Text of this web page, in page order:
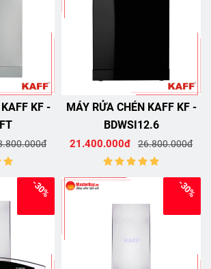
KF -
MÁY RỬA CHÉN KAFF KF -
BDWSI12.6
21.400.000đ 26.800.000đ
-30% -30%